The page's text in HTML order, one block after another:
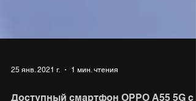
25 янв. 2021 г. 1 мин. чтения